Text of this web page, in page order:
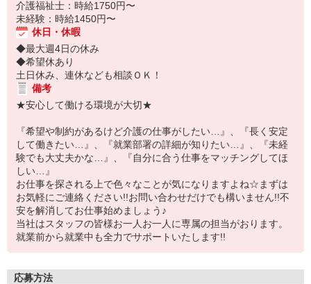
介護福祉士：時給1750円〜
未経験：時給1450円〜
休日・休暇
◆最大週4日の休み
◆希望休あり
土日休み、連休なども相談ＯＫ！
備考
★安心して働ける環境が大切★
『希望や制約があるけど介護の仕事がしたい…』、『長く安定
して働きたい…』、『就業部署の詳細が知りたい…』、『未経
験でも大丈夫かな…』、『自分に合う仕事をマッチングしてほ
しい…』
お仕事を探される上で色々なことが気になりますよね☆まずは
お気軽にご連絡ください!!お問い合わせだけでも構いません!!不
安を解消してお仕事始めましょう♪
当社はスタッフの皆様お一人お一人に専属の担当がおります。
就業前から就業中も全力でサポートいたします!!
応募方法